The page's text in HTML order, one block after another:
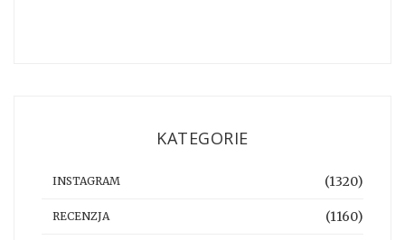
KATEGORIE
INSTAGRAM (1320)
RECENZJA (1160)